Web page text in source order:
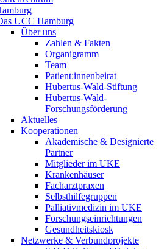
UCC Hamburg
Über uns
Zahlen & Fakten
Organigramm
Team
Patient:innenbeirat
Hubertus-Wald-Stiftung
Hubertus-Wald-
Forschungsförderung
Aktuelles
Kooperationen
Akademische & Designierte
Partner
Mitglieder im UKE
Krankenhäuser
Facharztpraxen
Selbsthilfegruppen
Palliativmedizin im UKE
Forschungseinrichtungen
Gesundheitskiosk
Netzwerke & Verbundprojekte